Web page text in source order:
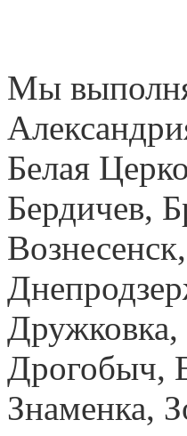
Мы
Белая
Бердичев,
Дрогобыч,
Знаменка,